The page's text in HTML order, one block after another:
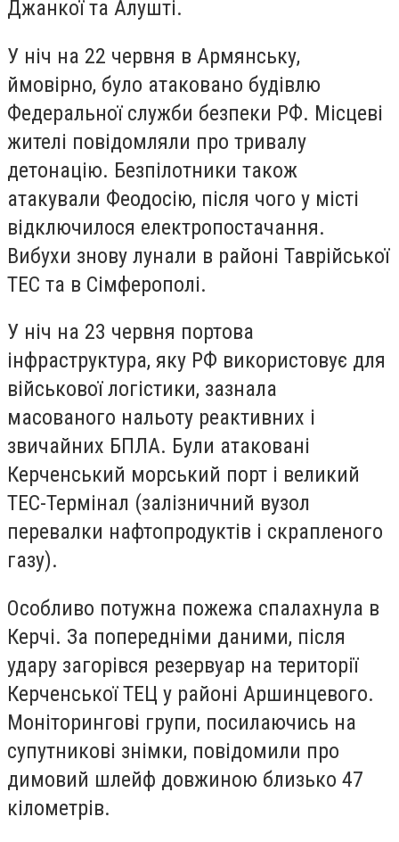
Джанкої та Алушті.
У ніч на 22 червня в Армянську,
ймовірно, було атаковано будівлю
Федеральної служби безпеки РФ. Місцеві
жителі повідомляли про тривалу
детонацію. Безпілотники також
атакували Феодосію, після чого у місті
відключилося електропостачання.
Вибухи знову лунали в районі Таврійської
ТЕС та в Сімферополі.
У ніч на 23 червня портова
інфраструктура, яку РФ використовує для
військової логістики, зазнала
масованого нальоту реактивних і
звичайних БПЛА. Були атаковані
Керченський морський порт і великий
ТЕС-Термінал (залізничний вузол
перевалки нафтопродуктів і скрапленого
газу).
Особливо потужна пожежа спалахнула в
Керчі. За попередніми даними, після
удару загорівся резервуар на території
Керченської ТЕЦ у районі Аршинцевого.
Моніторингові групи, посилаючись на
супутникові знімки, повідомили про
димовий шлейф довжиною близько 47
кілометрів.